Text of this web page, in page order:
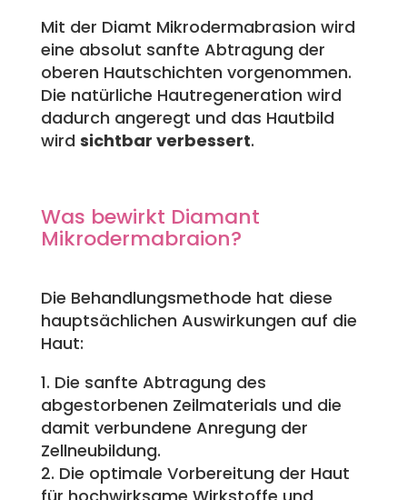
Mit der Diamt Mikrodermabrasion wird
eine absolut sanfte Abtragung der
oberen Hautschichten vorgenommen.
Die natürliche Hautregeneration wird
dadurch angeregt und das Hautbild
wird sichtbar verbessert.
Was bewirkt Diamant
Mikrodermabraion?
Die Behandlungsmethode hat diese
hauptsächlichen Auswirkungen auf die
Haut:
1. Die sanfte Abtragung des
abgestorbenen Zeilmaterials und die
damit verbundene Anregung der
Zellneubildung.
2. Die optimale Vorbereitung der Haut